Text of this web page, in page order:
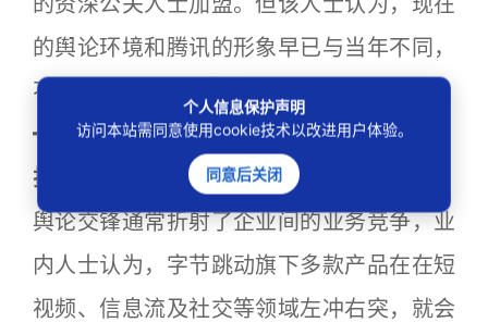
的舆论环境和腾讯的形象早已与当年不同，
不可能出现当年的情况。
━━━━━
捍卫名誉还是业务竞争？
舆论交锋通常折射了企业间的业务竞争，业
内人士认为，字节跳动旗下多款产品在在短
视频、信息流及社交等领域左冲右突，就会
个人信息保护声明
访问本站需同意使用cookie技术以改进用户体验。
同意后关闭